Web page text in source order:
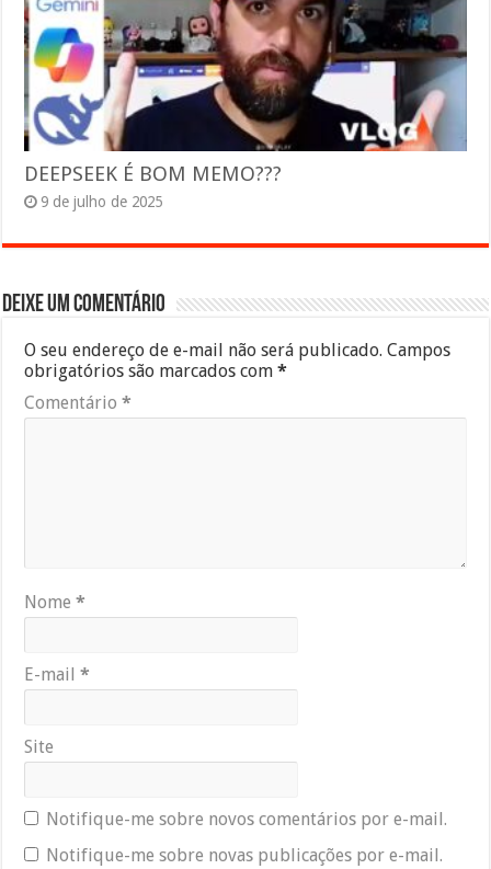
DEEPSEEK É BOM MEMO???
9 de julho de 2025
Deixe um comentário
O seu endereço de e-mail não será publicado. Campos
obrigatórios são marcados com*
Comentário*
Nome*
E-mail*
Site
Notifique-me sobre novos comentários por e-mail.
Notifique-me sobre novas publicações por e-mail.